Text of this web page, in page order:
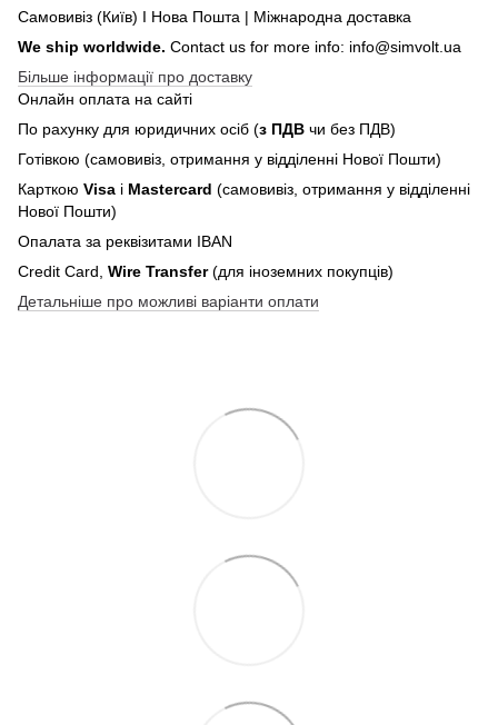
Самовивіз (Київ) І Нова Пошта | Міжнародна доставка
We ship worldwide. Contact us for more info: info@simvolt.ua
Більше інформації про доставку
Онлайн оплата на сайті
По рахунку для юридичних осіб (з ПДВ чи без ПДВ)
Готівкою (самовивіз, отримання у відділенні Нової Пошти)
Карткою Visa і Mastercard (самовивіз, отримання у відділенні
Нової Пошти)
Опалата за реквізитами IBAN
Credit Card, Wire Transfer(для іноземних покупців)
Детальніше про можливі варіанти оплати